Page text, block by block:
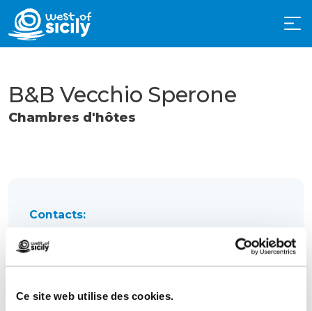
Ce site web utilise des cookies.
Contacts:
Custonaci
Téléphone3883225002
B&B Vecchio Sperone
Chambres d'hôtes